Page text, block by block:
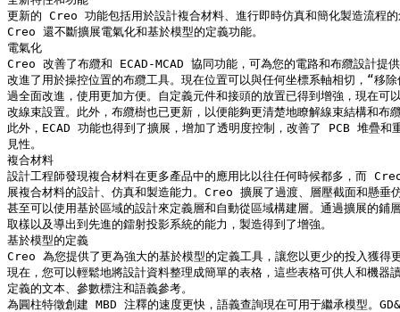
更新的 Creo 功能包括用於設計複合材料、進行即時仿真和簡化製造流程
Creo 還不斷擴展電氣化和基於模型的定義功能。
電氣化
Creo 改善了布纜和 ECAD-MCAD 協同功能，可為您的電路和布纜設計提
改進了用於操控位置的布纜工具。現在位置可以與任何坐標系軸相切，“移
過全面改進，使用更加方便。自定義元件和接頭的放置已得到增強，現在可
改線束設置。此外，布纜樹也已更新，以便能夠更清楚地瞭解線束結構和布
此外，ECAD 功能也得到了擴展，增加了透明度控制，改善了 PCB 堆疊和
見性。
複合材料
設計工程師發現複合材料在更多產品中的應用比以往任何時候都多，而
展複合材料的設計、仿真和製造能力。Creo 擴展了過渡、層壓截面和懸垂
甚至可以使用基於區域的設計來定義層和自動從區域構建層。通過擴展的鋪
取樣以及導出到先進的鐳射投影系統的能力，製造得到了增強。
基於模型的定義
Creo 為您提供了更為強大的基於模型的定義工具，讓您以更少的投入獲得
現在，您可以輕鬆地將設計資料整理成簡單的表格，這些表格可供人和機器
定義的文本、參數標注和語義參考。
為圓柱特徵創建 MBD 注釋的速度更快，語義查詢現在可用于繼承模型。